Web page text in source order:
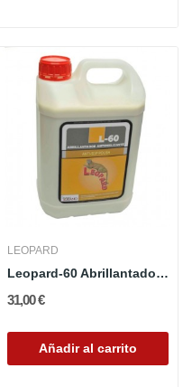
LEOPARD
Leopard-60 Abrillantador Antideslizante
31,00 €
Añadir al carrito